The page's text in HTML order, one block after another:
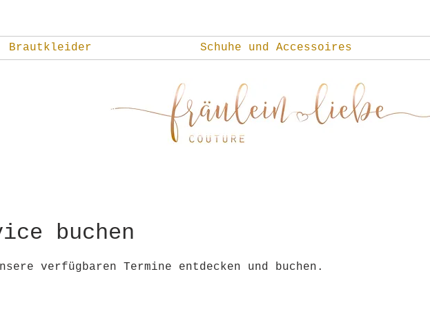
Brautkleider Schuhe und Accessoires
buchen
verfügbaren Termine entdecken und buchen.